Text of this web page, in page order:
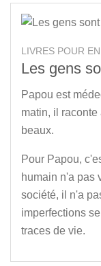
LIVRES POUR
Les gens
Papou est
matin, il
beaux.
Pour Papou,
humain n'a pas
société, il n'a
imperfections
traces de vie.